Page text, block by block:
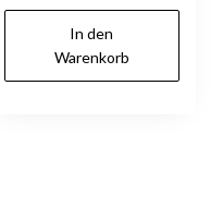
In den
Warenkorb